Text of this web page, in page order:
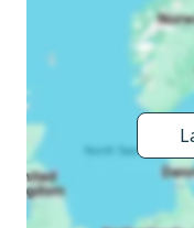
seizoensgebonden
Buitendouche, terras,
ter plaatse te
01.Nov. - 07.Apr.. 800
(onverharde weg).
km, supermarkt 5 km,
di Pisa" 70 km,
Golfterrein (18 holes)